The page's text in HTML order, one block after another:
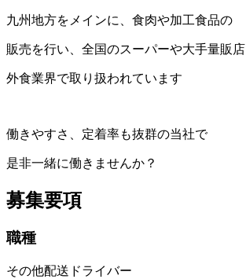
九州地方をメインに、食肉や加工食品の
販売を行い、全国のスーパーや大手量販店
外食業界で取り扱われています
働きやすさ、定着率も抜群の当社で
是非一緒に働きませんか？
募集要項
職種
その他配送ドライバー